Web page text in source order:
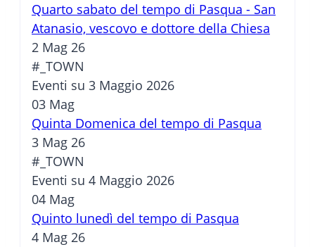
Quarto sabato del tempo di Pasqua - San
Atanasio, vescovo e dottore della Chiesa
2 Mag 26
#_TOWN
Eventi su 3 Maggio 2026
03 Mag
Quinta Domenica del tempo di Pasqua
3 Mag 26
#_TOWN
Eventi su 4 Maggio 2026
04 Mag
Quinto lunedì del tempo di Pasqua
4 Mag 26